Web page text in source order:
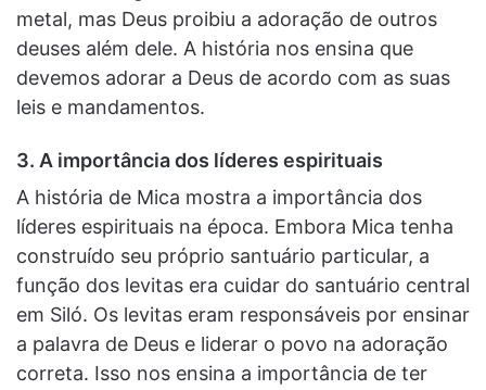
metal, mas Deus proibiu a adoração de outros
deuses além dele. A história nos ensina que
devemos adorar a Deus de acordo com as suas
leis e mandamentos.
3. A importância dos líderes espirituais
A história de Mica mostra a importância dos
líderes espirituais na época. Embora Mica tenha
construído seu próprio santuário particular, a
função dos levitas era cuidar do santuário central
em Siló. Os levitas eram responsáveis ​​por ensinar
a palavra de Deus e liderar o povo na adoração
correta. Isso nos ensina a importância de ter